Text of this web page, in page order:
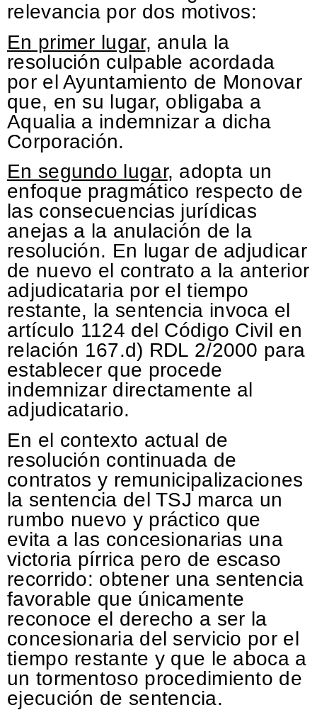
relevancia por dos motivos:
En primer lugar, anula la
resolución culpable acordada
por el Ayuntamiento de Monovar
que, en su lugar, obligaba a
Aqualia a indemnizar a dicha
Corporación.
En segundo lugar, adopta un
enfoque pragmático respecto de
las consecuencias jurídicas
anejas a la anulación de la
resolución. En lugar de adjudicar
de nuevo el contrato a la anterior
adjudicataria por el tiempo
restante, la sentencia invoca el
artículo 1124 del Código Civil en
relación 167.d) RDL 2/2000 para
establecer que procede
indemnizar directamente al
adjudicatario.
En el contexto actual de
resolución continuada de
contratos y remunicipalizaciones
la sentencia del TSJ marca un
rumbo nuevo y práctico que
evita a las concesionarias una
victoria pírrica pero de escaso
recorrido: obtener una sentencia
favorable que únicamente
reconoce el derecho a ser la
concesionaria del servicio por el
tiempo restante y que le aboca a
un tormentoso procedimiento de
ejecución de sentencia.